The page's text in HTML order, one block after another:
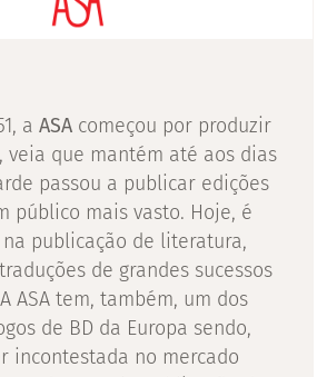
a ASA começou por produzir
veia que mantém até aos dias
passou a publicar edições
público mais vasto. Hoje, é
publicação de literatura,
de grandes sucessos
ASA tem, também, um dos
de BD da Europa sendo,
incontestada no mercado